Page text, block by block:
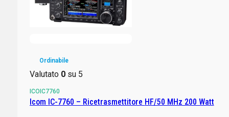
Ordinabile
Valutato 0su 5
ICOIC7760
Icom IC-7760 – Ricetrasmettitore HF/50 MHz 200 Watt